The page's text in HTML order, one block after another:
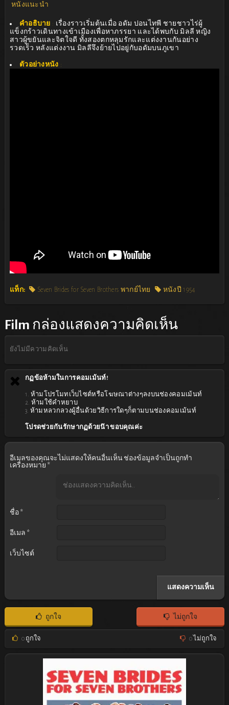
หนังแนะนำ
คำอธิบาย : เรื่องราวเริ่มต้นเมื่อ อดัม ปอนไทพี ชายชาวไร่ผู้
แข็งกร้าวเดินทางเข้าเมืองเพื่อหาภรรยา และได้พบกับ มิลลี หญิง
สาวผู้ขยันและจิตใจดี ทั้งสองตกหลุมรักและแต่งงานกันอย่าง
รวดเร็ว หลังแต่งงาน มิลลีจึงย้ายไปอยู่กับอดัมบนภูเขา
ตัวอย่างหนัง :
แท็ก: Seven Brides for Seven Brothers พากย์ไทย หนังปี 1954
Film กล่องแสดงความคิดเห็น
ยังไม่มีความคิดเห็น
กฏข้อห้ามในการคอมเม้นท์!
1. ห้ามโปรโมทเว็บไซต์หรือโฆษณาต่างๆลงบนช่องคอมเม้นท์
2. ห้ามใช้คำหยาบ
3. ห้ามหลวกลวงผู้อื่นด้วยวิธีการใดๆก็ตามบนช่องคอมเม้นท์
โปรดช่วยกันรักษากฏด้วยน๊า ขอบคุณค่ะ
อีเมลของคุณจะไม่แสดงให้คนอื่นเห็น ช่องข้อมูลจำเป็นถูกทำ
เครื่องหมาย *
ชื่อ *
อีเมล *
เว็บไซต์
ถูกใจ ไม่ถูกใจ
0ถูกใจ 0ไม่ถูกใจ